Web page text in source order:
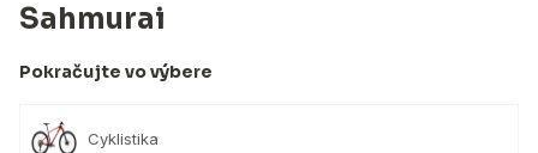
Sahmurai
Pokračujte vo výbere
Cyklistika